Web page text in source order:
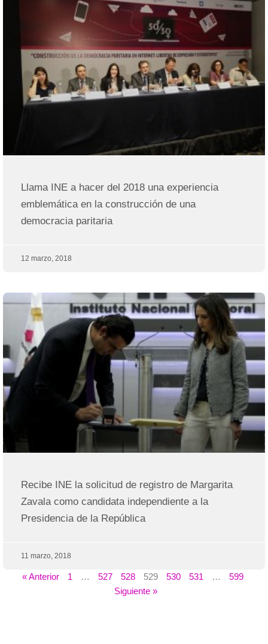
Llama INE a hacer del 2018 una experiencia
emblemática en la construcción de una
democracia paritaria
12 marzo, 2018
Recibe INE la solicitud de registro de Margarita
Zavala como candidata independiente a la
Presidencia de la República
11 marzo, 2018
« Anterior 1 … 527 528 529 530 531 …
599
Siguiente »